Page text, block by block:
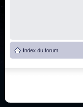
Index du forum